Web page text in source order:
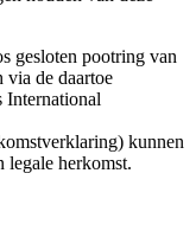
gesloten pootring van
via de daartoe
International
kunnen
legale herkomst.